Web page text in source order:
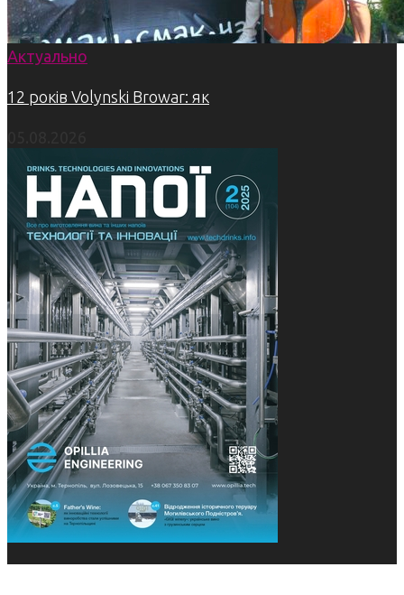
Актуально
12 років Volynski Browar: як